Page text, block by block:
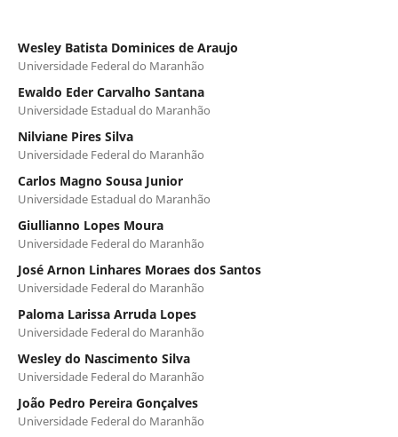
Wesley Batista Dominices de Araujo
Universidade Federal do Maranhão
Ewaldo Eder Carvalho Santana
Universidade Estadual do Maranhão
Nilviane Pires Silva
Universidade Federal do Maranhão
Carlos Magno Sousa Junior
Universidade Estadual do Maranhão
Giullianno Lopes Moura
Universidade Federal do Maranhão
José Arnon Linhares Moraes dos Santos
Universidade Federal do Maranhão
Paloma Larissa Arruda Lopes
Universidade Federal do Maranhão
Wesley do Nascimento Silva
Universidade Federal do Maranhão
João Pedro Pereira Gonçalves
Universidade Federal do Maranhão